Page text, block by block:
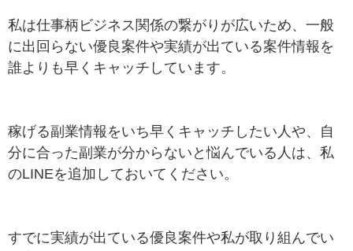
私は仕事柄ビジネス関係の繋がりが広いため、一般
に出回らない優良案件や実績が出ている案件情報を
誰よりも早くキャッチしています。
稼げる副業情報をいち早くキャッチしたい人や、自
分に合った副業が分からないと悩んでいる人は、私
のLINEを追加しておいてください。
すでに実績が出ている優良案件や私が取り組んでい